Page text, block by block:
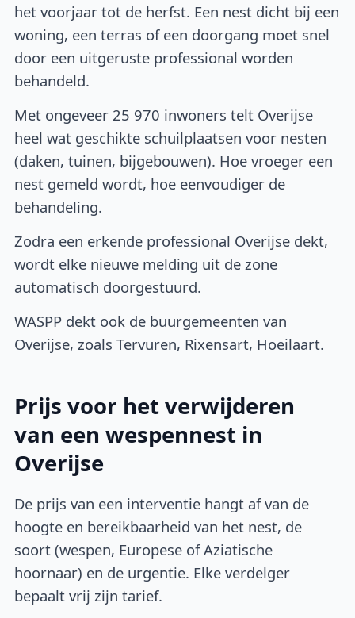
het voorjaar tot de herfst. Een nest dicht bij een
woning, een terras of een doorgang moet snel
door een uitgeruste professional worden
behandeld.
Met ongeveer 25 970 inwoners telt Overijse
heel wat geschikte schuilplaatsen voor nesten
(daken, tuinen, bijgebouwen). Hoe vroeger een
nest gemeld wordt, hoe eenvoudiger de
behandeling.
Zodra een erkende professional Overijse dekt,
wordt elke nieuwe melding uit de zone
automatisch doorgestuurd.
WASPP dekt ook de buurgemeenten van
Overijse, zoals Tervuren, Rixensart, Hoeilaart.
Prijs voor het verwijderen
van een wespennest in
Overijse
De prijs van een interventie hangt af van de
hoogte en bereikbaarheid van het nest, de
soort (wespen, Europese of Aziatische
hoornaar) en de urgentie. Elke verdelger
bepaalt vrij zijn tarief.